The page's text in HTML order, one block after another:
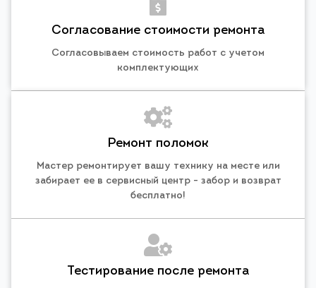
Согласование стоимости ремонта
Согласовываем стоимость работ с учетом
комплектующих
Ремонт поломок
Мастер ремонтирует вашу технику на месте или
забирает ее в сервисный центр - забор и возврат
бесплатно!
Тестирование после ремонта